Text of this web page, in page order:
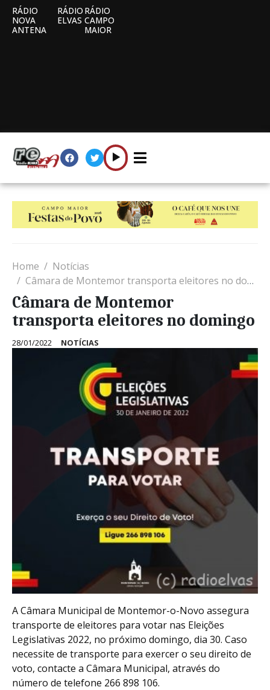
RÁDIO
NOVA
ANTENA
RÁDIO
ELVAS
RÁDIO
CAMPO
MAIOR
Home
Notícias
Câmara de Montemor transporta eleitores no domingo
Câmara de Montemor
transporta eleitores no domingo
28/01/2022 NOTÍCIAS
A Câmara Municipal de Montemor-o-Novo assegura
transporte de eleitores para votar nas Eleições
Legislativas 2022, no próximo domingo, dia 30. Caso
necessite de transporte para exercer o seu direito de
voto, contacte a Câmara Municipal, através do
número de telefone 266 898 106.